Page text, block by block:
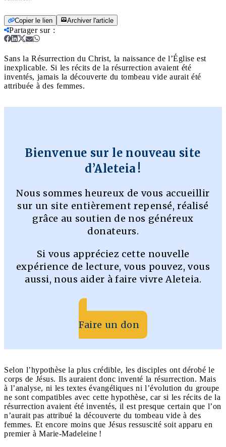
Copier le lien Archiver l'article
Partager sur:
Sans la Résurrection du Christ, la naissance de l’Église est
inexplicable. Si les récits de la résurrection avaient été
inventés, jamais la découverte du tombeau vide aurait été
attribuée à des femmes.
Bienvenue sur le nouveau site
d’Aleteia !
Nous sommes heureux de vous accueillir
sur un site entièrement repensé, réalisé
grâce au soutien de nos généreux
donateurs.
Si vous appréciez cette nouvelle
expérience de lecture, vous pouvez, vous
aussi, nous aider à faire vivre Aleteia.
Faire un don
Selon l’hypothèse la plus crédible, les disciples ont dérobé le
corps de Jésus. Ils auraient donc inventé la résurrection. Mais
à l’analyse, ni les textes évangéliques ni l’évolution du groupe
ne sont compatibles avec cette hypothèse, car si les récits de la
résurrection avaient été inventés, il est presque certain que l’on
n’aurait pas attribué la découverte du tombeau vide à des
femmes. Et encore moins que Jésus ressuscité soit apparu en
premier à Marie-Madeleine !